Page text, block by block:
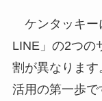
ケンタッキー
LINE」の2つの
割が異なりま
活用の第一歩で